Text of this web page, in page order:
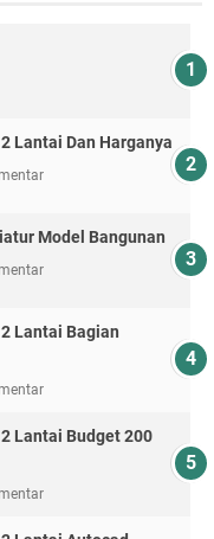
Lantai Dan Harganya
Model Bangunan
Lantai Bagian
Lantai Budget 200